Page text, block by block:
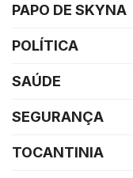
PAPO DE SKYNA
POLÍTICA
SAÚDE
SEGURANÇA
TOCANTINIA